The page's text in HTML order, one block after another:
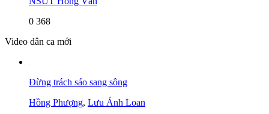
0 368
Video dân ca mới
Đừng trách sáo sang sông
Hồng Phượng, Lưu Ánh Loan